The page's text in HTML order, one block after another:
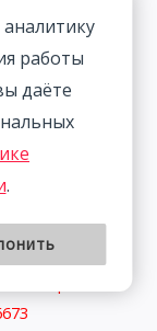
Lamando 1.4T
работы
даёте
.